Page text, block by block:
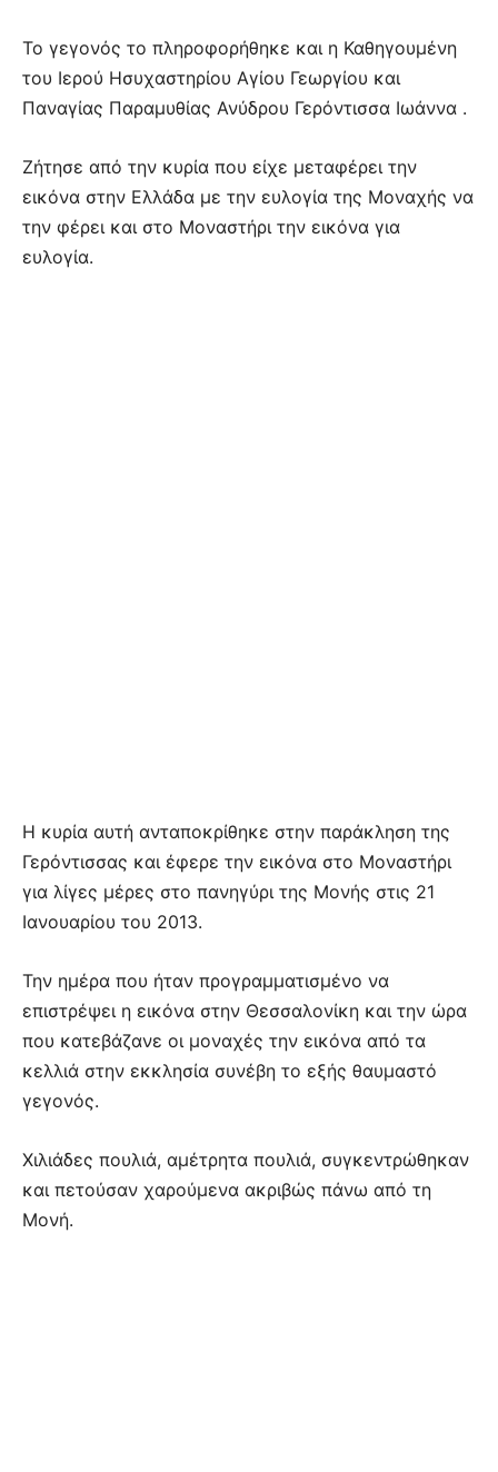
Το γεγονός το πληροφορήθηκε και η Καθηγουμένη
του Ιερού Ησυχαστηρίου Αγίου Γεωργίου και
Παναγίας Παραμυθίας Ανύδρου Γερόντισσα Ιωάννα .
Ζήτησε από την κυρία που είχε μεταφέρει την
εικόνα στην Ελλάδα με την ευλογία της Μοναχής να
την φέρει και στο Μοναστήρι την εικόνα για
ευλογία.
Η κυρία αυτή ανταποκρίθηκε στην παράκληση της
Γερόντισσας και έφερε την εικόνα στο Μοναστήρι
για λίγες μέρες στο πανηγύρι της Μονής στις 21
Ιανουαρίου του 2013.
Την ημέρα που ήταν προγραμματισμένο να
επιστρέψει η εικόνα στην Θεσσαλονίκη και την ώρα
που κατεβάζανε οι μοναχές την εικόνα από τα
κελλιά στην εκκλησία συνέβη το εξής θαυμαστό
γεγονός.
Χιλιάδες πουλιά, αμέτρητα πουλιά, συγκεντρώθηκαν
και πετούσαν χαρούμενα ακριβώς πάνω από τη
Μονή.